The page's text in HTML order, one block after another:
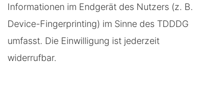
Informationen im Endgerät des Nutzers (z. B.
Device-Fingerprinting) im Sinne des TDDDG
umfasst. Die Einwilligung ist jederzeit
widerrufbar.